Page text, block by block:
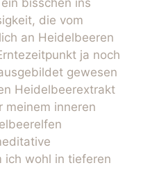
die vom
an Heidelbeeren
ja noch
gewesen
Heidelbeerextrakt
meinem inneren
ich wohl in tieferen